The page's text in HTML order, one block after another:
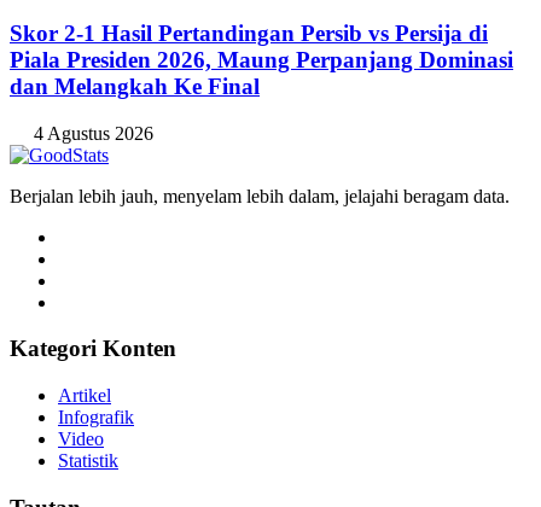
Skor 2-1 Hasil Pertandingan Persib vs Persija di
Piala Presiden 2026, Maung Perpanjang Dominasi
dan Melangkah Ke Final
4 Agustus 2026
Berjalan lebih jauh, menyelam lebih dalam, jelajahi beragam data.
Kategori Konten
Artikel
Infografik
Video
Statistik